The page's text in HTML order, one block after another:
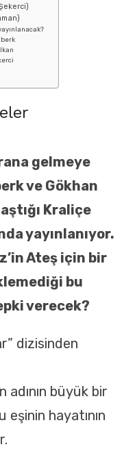
gelmeye
ve Gökhan
Kraliçe
yayınlanıyor.
Ateş için bir
bu
verecek?
dizisinden
adının büyük bir
eşinin hayatının